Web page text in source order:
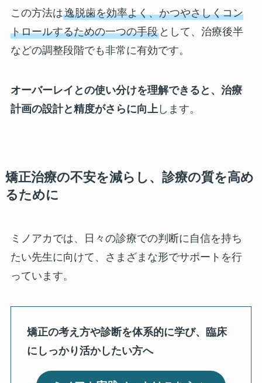
この方法は逸脱歯を効率よく、かつやさしくコン
トロールするための一つの手段として、治療後半
などの調整段階でも非常に有効です。
オーバーレイとの使い分けを理解できると、治療
計画の設計と精度がさらに向上 します。
矯正治療の不安を減らし、診療の質を高め
るために
ミノアカでは、日々の診療での判断に自信を持ち
たい先生に向けて、さまざまな形でサポートを行
っています。
矯正の考え方や診断を体系的に学び、臨床
にしっかり活かしたい方へ